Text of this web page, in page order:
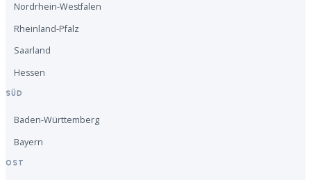
Nordrhein-Westfalen
Rheinland-Pfalz
Saarland
Hessen
SÜD
Baden-Württemberg
Bayern
OST